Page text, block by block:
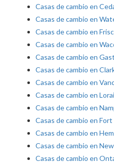
Casas de cambio en
Casas de cambio en
Casas de cambio en
Casas de cambio en
Casas de cambio en
Casas de cambio en
Casas de cambio en
Casas de cambio en
Casas de cambio en
Casas de cambio en Fort
Casas de cambio en
Casas de cambio en
Casas de cambio en